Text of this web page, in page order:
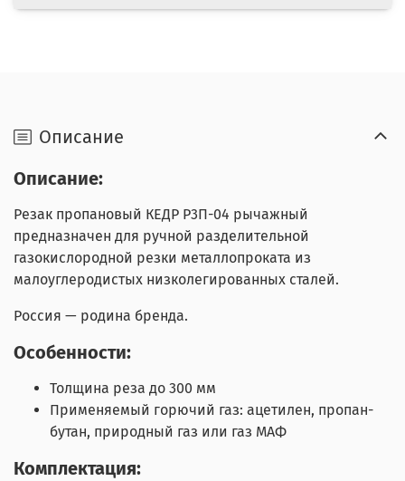
Описание
Описание:
Резак пропановый КЕДР Р3П-04 рычажный
предназначен для ручной разделительной
газокислородной резки металлопроката из
малоуглеродистых низколегированных сталей.
Россия — родина бренда.
Особенности:
Толщина реза до 300 мм
Применяемый горючий газ: ацетилен, пропан-
бутан, природный газ или газ МАФ
Комплектация: